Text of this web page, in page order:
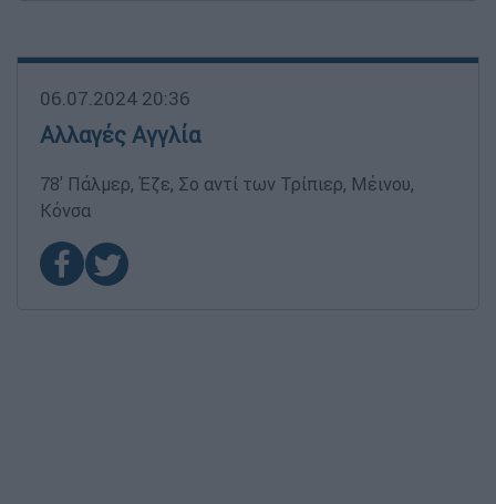
06.07.2024 20:36
Αλλαγές Αγγλία
78' Πάλμερ, Έζε, Σο αντί των Τρίπιερ, Μέινου,
Κόνσα